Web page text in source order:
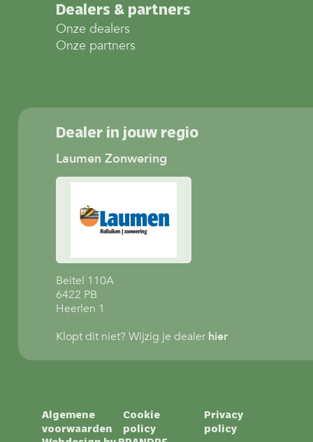
Dealers & partners
Onze dealers
Onze partners
Dealer in jouw regio
Laumen Zonwering
Beitel 110A
6422 PB
Heerlen 1
Klopt dit niet? Wijzig je dealerhier
Privacy
policy
Cookie
policy
Algemene
voorwaarden